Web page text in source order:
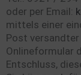
oder per Email:
mittels einer
Post
Onlineformular
Entschluss,